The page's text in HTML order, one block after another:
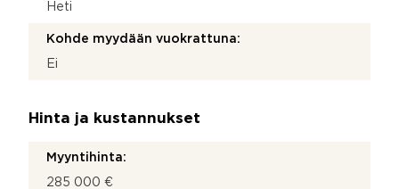
Heti
Kohde myydään vuokrattuna:
Ei
Hinta ja kustannukset
Myyntihinta:
285 000 €